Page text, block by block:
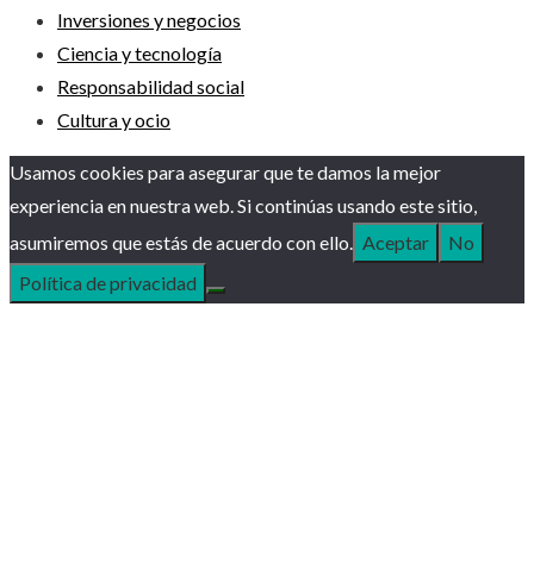
Inversiones y negocios
Ciencia y tecnología
Responsabilidad social
Cultura y ocio
Usamos cookies para asegurar que te damos la mejor
experiencia en nuestra web. Si continúas usando este sitio,
asumiremos que estás de acuerdo con ello.
Aceptar
No
Política de privacidad